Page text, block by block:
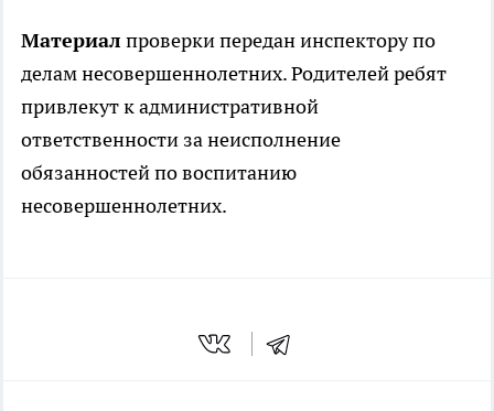
Материал проверки передан инспектору по
делам несовершеннолетних. Родителей ребят
привлекут к административной
ответственности за неисполнение
обязанностей по воспитанию
несовершеннолетних.